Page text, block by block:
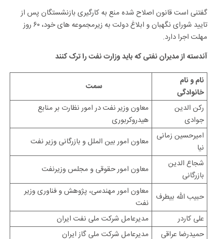
گفتنی است قانون اصلاح شده منع به کارگیری بازنشستگان پس از
تایید شورای نگهبان و ابلاغ دولت به زیرمجموعه های خود، ۶۰ روز
مهلت اجرا دارد.
آندسته از مدیران نفتی که باید وزارت نفت را ترک کنند
نام و نام
خانوادگی
سمت
رکن الدین
جوادی
معاون وزیر نفت در امور نظارت بر منابع
هیدروکربوری
امیرحسین زمانی
نیا
معاون امور بین الملل و بازرگانی وزیر نفت
شجاع الدین
بازرگانی
معاون امور حقوقی و مجلس وزیرنفت
حبیب الله بیطرف
معاون امور مهندسی، پژوهش و فناوری وزیر
نفت
علی کاردر
مدیرعامل شرکت ملی نفت ایران
حمیدرضا عراقی
مدیرعامل شرکت ملی گاز ایران